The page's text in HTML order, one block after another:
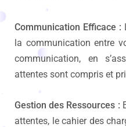
Communication Efficace :
la communication entre
communication, en
attentes sont compris et
Gestion des Ressources :
attentes, le cahier des